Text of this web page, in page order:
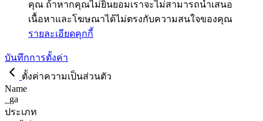
คุณ ถ้าหากคุณไม่ยินยอมเราจะไม่สามารถนำเสนอ
เนื้อหาและโฆษณาได้ไม่ตรงกับความสนใจของคุณ
รายละเอียดคุกกี้
บันทึกการตั้งค่า
ตั้งค่าความเป็นส่วนตัว
Name
_ga
ประเภท